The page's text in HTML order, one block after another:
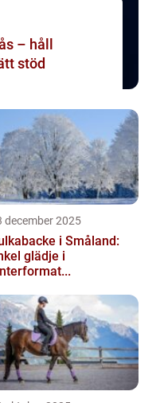
– håll
stöd
december 2025
i Småland:
glädje i